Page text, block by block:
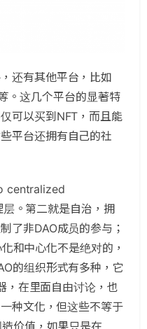
还有其他平台，比如
。这几个平台的显著特
可以买到NFT，而且能
平台还拥有自己的社
centralized
。第二就是自治，拥
了非DAO成员的参与；
和中心化不是绝对的，
的组织形式有多种，它
在里面自由讨论，也
种文化，但这些不等于
价值，如果只是在